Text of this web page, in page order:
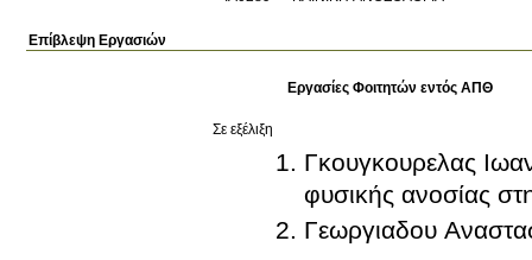
Επίβλεψη Εργασιών
Εργασίες Φοιτητών εντός ΑΠΘ
Σε εξέλιξη
Γκουγκουρελας
φυσικής ανοσίας
Γεωργιαδου